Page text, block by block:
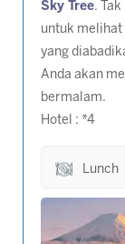
Sky Tree.
untuk melihat
yang
Anda akan
bermalam.
Hotel : *4
Lunch